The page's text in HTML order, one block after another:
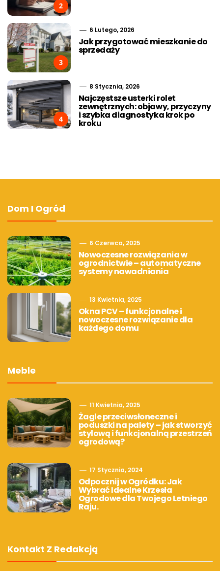
2
3
6 Lutego, 2026
Jak przygotować mieszkanie do
sprzedaży
4
8 Stycznia, 2026
Najczęstsze usterki rolet
zewnętrznych: objawy, przyczyny
i szybka diagnostyka krok po
kroku
Dom I Ogród
6 Czerwca, 2025
Nowoczesne rozwiązania w
ogrodnictwie – automatyczne
systemy nawadniania
13 Kwietnia, 2025
Okna PCV – funkcjonalne i
nowoczesne rozwiązanie dla
każdego domu
Meble
11 Kwietnia, 2025
Żagle przeciwsłoneczne i
poduszki na palety – jak stworzyć
stylową i funkcjonalną przestrzeń
ogrodową?
17 Stycznia, 2024
Odpocznij w Ogródku: Jak
Wybrać Idealne Krzesła
Ogrodowe dla Twojego Letniego
Raju.
Kontakt Z Redakcją